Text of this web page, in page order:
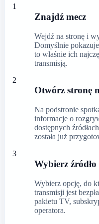
1
Znajdź mecz
Wejdź na stronę i
Domyślnie
to właśnie ich
transmisją.
2
Otwórz stronę
Na podstronie
informacje o
dostępnych
została już
3
Wybierz
Wybierz opcję, do
transmisji jest
pakietu TV,
operatora.